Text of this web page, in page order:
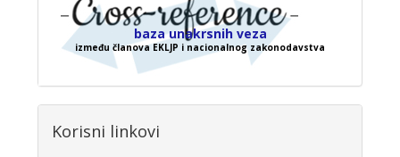
baza unakrsnih veza
između članova EKLJP i nacionalnog zakonodavstva
Korisni linkovi